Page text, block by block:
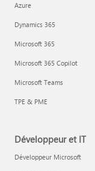
Azure
Dynamics 365
Microsoft 365
Microsoft 365 Copilot
Microsoft Teams
TPE & PME
Développeur et IT
Développeur Microsoft